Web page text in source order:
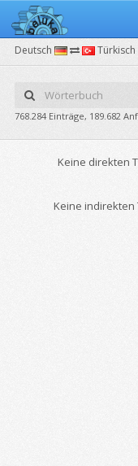
Deutsch Türkisch
768.284 Einträge, 189.682
Keine direkten
Keine